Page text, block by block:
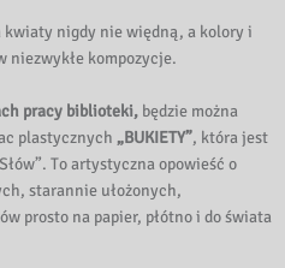
kwiaty nigdy nie więdną, a kolory i
niezwykłe kompozycje.
pracy biblioteki, będzie można
plastycznych „BUKIETY”, która jest
To artystyczna opowieść o
starannie ułożonych,
prosto na papier, płótno i do świata